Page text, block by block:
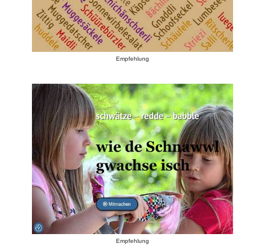
Empfehlung
Empfehlung